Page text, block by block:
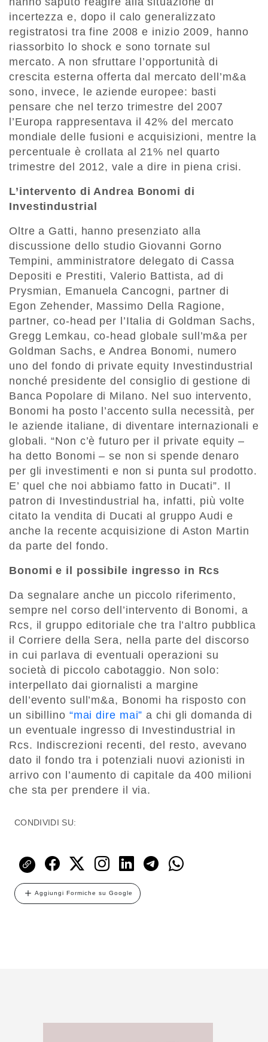
incertezza e, dopo il calo generalizzato
registratosi tra fine 2008 e inizio 2009, hanno
riassorbito lo shock e sono tornate sul
mercato. A non sfruttare l’opportunità di
crescita esterna offerta dal mercato dell’m&a
sono, invece, le aziende europee: basti
pensare che nel terzo trimestre del 2007
l’Europa rappresentava il 42% del mercato
mondiale delle fusioni e acquisizioni, mentre la
percentuale è crollata al 21% nel quarto
trimestre del 2012, vale a dire in piena crisi.
L’intervento di Andrea Bonomi di
Investindustrial
Oltre a Gatti, hanno presenziato alla
discussione dello studio Giovanni Gorno
Tempini, amministratore delegato di Cassa
Depositi e Prestiti, Valerio Battista, ad di
Prysmian, Emanuela Cancogni, partner di
Egon Zehender, Massimo Della Ragione,
partner, co-head per l’Italia di Goldman Sachs,
Gregg Lemkau, co-head globale sull’m&a per
Goldman Sachs, e Andrea Bonomi, numero
uno del fondo di private equity Investindustrial
nonché presidente del consiglio di gestione di
Banca Popolare di Milano. Nel suo intervento,
Bonomi ha posto l’accento sulla necessità, per
le aziende italiane, di diventare internazionali e
globali. “Non c’è futuro per il private equity –
ha detto Bonomi – se non si spende denaro
per gli investimenti e non si punta sul prodotto.
E’ quel che noi abbiamo fatto in Ducati”. Il
patron di Investindustrial ha, infatti, più volte
citato la vendita di Ducati al gruppo Audi e
anche la recente acquisizione di Aston Martin
da parte del fondo.
Bonomi e il possibile ingresso in Rcs
Da segnalare anche un piccolo riferimento,
sempre nel corso dell’intervento di Bonomi, a
Rcs, il gruppo editoriale che tra l’altro pubblica
il Corriere della Sera, nella parte del discorso
in cui parlava di eventuali operazioni su
società di piccolo cabotaggio. Non solo:
interpellato dai giornalisti a margine
dell’evento sull’m&a, Bonomi ha risposto con
un sibillino “mai dire mai” a chi gli domanda di
un eventuale ingresso di Investindustrial in
Rcs. Indiscrezioni recenti, del resto, avevano
dato il fondo tra i potenziali nuovi azionisti in
arrivo con l’aumento di capitale da 400 milioni
che sta per prendere il via.
CONDIVIDI SU:
Aggiungi Formiche su Google